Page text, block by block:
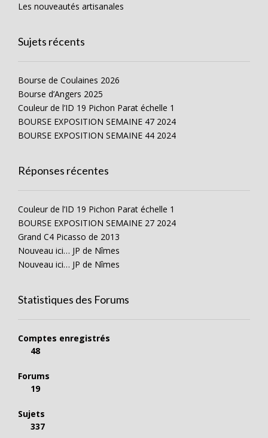
Les nouveautés artisanales
Sujets récents
Bourse de Coulaines 2026
Bourse d’Angers 2025
Couleur de l’ID 19 Pichon Parat échelle 1
BOURSE EXPOSITION SEMAINE 47 2024
BOURSE EXPOSITION SEMAINE 44 2024
Réponses récentes
Couleur de l’ID 19 Pichon Parat échelle 1
BOURSE EXPOSITION SEMAINE 27 2024
Grand C4 Picasso de 2013
Nouveau ici… JP de Nîmes
Nouveau ici… JP de Nîmes
Statistiques des Forums
Comptes enregistrés
48
Forums
19
Sujets
337